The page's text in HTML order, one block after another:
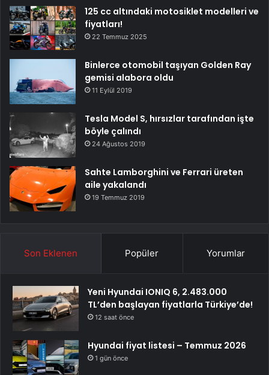
125 cc altındaki motosiklet modelleri ve
fiyatları!
22 Temmuz 2025
Binlerce otomobil taşıyan Golden Ray
gemisi alabora oldu
11 Eylül 2019
Tesla Model S, hırsızlar tarafından işte
böyle çalındı
24 Ağustos 2019
Sahte Lamborghini ve Ferrari üreten
aile yakalandı
19 Temmuz 2019
Son Eklenen Popüler Yorumlar
Yeni Hyundai IONIQ 6, 2.483.000
TL’den başlayan fiyatlarla Türkiye’de!
12 saat önce
Hyundai fiyat listesi – Temmuz 2026
1 gün önce